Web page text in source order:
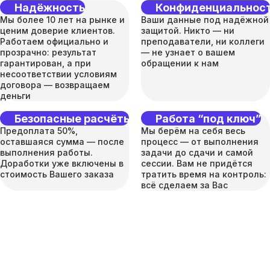
Надёжность
Мы более 10 лет на рынке и
ценим доверие клиентов.
Работаем официально и
прозрачно: результат
гарантирован, а при
несоответствии условиям
договора — возвращаем
деньги
Ваши данные под надёжной
защитой. Никто — ни
преподаватели, ни коллеги
— не узнает о вашем
обращении к нам
Безопасные расчёты
Предоплата 50%,
оставшаяся сумма — после
выполнения работы.
Доработки уже включены в
стоимость Вашего заказа
Работа “под ключ”
Мы берём на себя весь
процесс — от выполнения
задачи до сдачи и самой
сессии. Вам не придётся
тратить время на контроль:
всё сделаем за Вас